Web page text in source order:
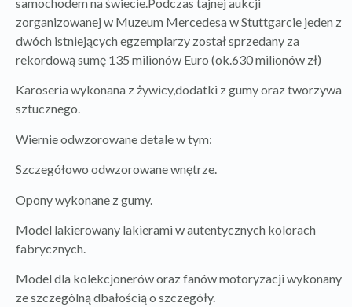
zorganizowanej w Muzeum Mercedesa w Stuttgarcie jeden z
dwóch istniejących egzemplarzy został sprzedany za
rekordową sumę 135 milionów Euro (ok.630 milionów zł)
Karoseria wykonana z żywicy,dodatki z gumy oraz tworzywa
sztucznego.
Wiernie odwzorowane detale w tym:
Szczegółowo odwzorowane wnętrze.
Opony wykonane z gumy.
Model lakierowany lakierami w autentycznych kolorach
fabrycznych.
Model dla kolekcjonerów oraz fanów motoryzacji wykonany
ze szczególną dbałością o szczegóły.